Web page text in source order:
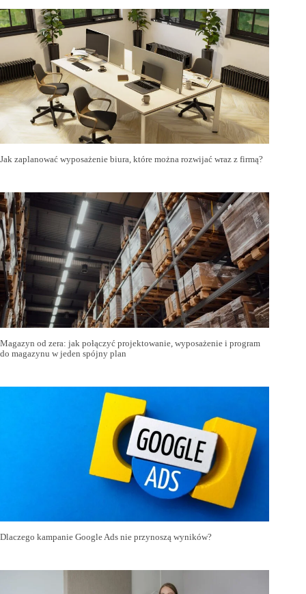
Jak zaplanować wyposażenie biura, które można rozwijać wraz z firmą?
Magazyn od zera: jak połączyć projektowanie, wyposażenie i program
do magazynu w jeden spójny plan
Dlaczego kampanie Google Ads nie przynoszą wyników?